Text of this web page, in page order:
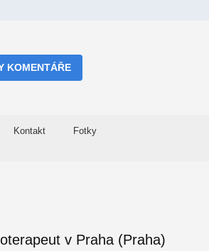
KOMENTÁŘE
Kontakt Fotky
v Praha (Praha)